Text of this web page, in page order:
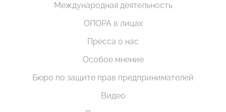
Международная деятельность
ОПОРА в лицах
Пресса о нас
Особое мнение
Бюро по защите прав предпринимателей
Видео